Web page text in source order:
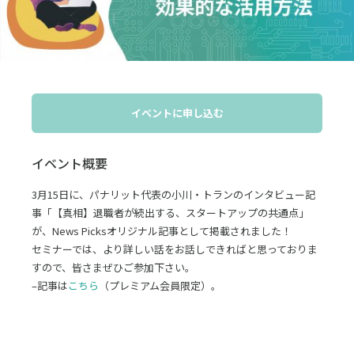
English
イベントに申し込む
イベント概要
3月15日に、パナリット代表の小川・トランのインタビュー記
事「【真相】退職者が続出する、スタートアップの共通点」
が、News Picksオリジナル記事として掲載されました！
セミナーでは、より詳しい話をお話しできればと思っておりま
すので、皆さまぜひご参加下さい。
–記事はこちら （プレミアム会員限定）。